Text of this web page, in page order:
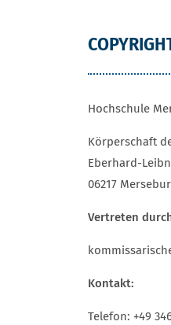
Hochschule
Körperschaft
Eberhard-
06217
Vertreten
Kontakt:
Telefon: +49